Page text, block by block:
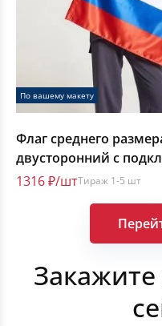
Транспаранты-
Флажная лента
По вашему макету
Флаг среднего
двусторонний с
размер от 30х40 до
1316 ₽/штТираж 1-5 шт